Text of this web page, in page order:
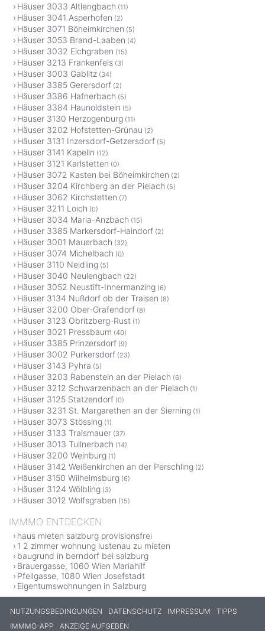
Häuser 3033 Altlengbach (11)
Häuser 3041 Asperhofen (2)
Häuser 3071 Böheimkirchen (5)
Häuser 3053 Brand-Laaben (4)
Häuser 3032 Eichgraben (15)
Häuser 3213 Frankenfels (3)
Häuser 3003 Gablitz (34)
Häuser 3385 Gerersdorf (2)
Häuser 3386 Hafnerbach (5)
Häuser 3384 Haunoldstein (5)
Häuser 3130 Herzogenburg (11)
Häuser 3202 Hofstetten-Grünau (2)
Häuser 3131 Inzersdorf-Getzersdorf (5)
Häuser 3141 Kapelln (12)
Häuser 3121 Karlstetten (0)
Häuser 3072 Kasten bei Böheimkirchen (2)
Häuser 3204 Kirchberg an der Pielach (5)
Häuser 3062 Kirchstetten (7)
Häuser 3211 Loich (0)
Häuser 3034 Maria-Anzbach (15)
Häuser 3385 Markersdorf-Haindorf (2)
Häuser 3001 Mauerbach (32)
Häuser 3074 Michelbach (0)
Häuser 3110 Neidling (5)
Häuser 3040 Neulengbach (22)
Häuser 3052 Neustift-Innermanzing (6)
Häuser 3134 Nußdorf ob der Traisen (8)
Häuser 3200 Ober-Grafendorf (8)
Häuser 3123 Obritzberg-Rust (1)
Häuser 3021 Pressbaum (40)
Häuser 3385 Prinzersdorf (9)
Häuser 3002 Purkersdorf (23)
Häuser 3143 Pyhra (5)
Häuser 3203 Rabenstein an der Pielach (6)
Häuser 3212 Schwarzenbach an der Pielach (1)
Häuser 3125 Statzendorf (0)
Häuser 3231 St. Margarethen an der Sierning (1)
Häuser 3073 Stössing (1)
Häuser 3133 Traismauer (37)
Häuser 3013 Tullnerbach (14)
Häuser 3200 Weinburg (1)
Häuser 3142 Weißenkirchen an der Perschling (2)
Häuser 3150 Wilhelmsburg (6)
Häuser 3124 Wölbling (3)
Häuser 3012 Wolfsgraben (15)
IMMMO ENTDECKEN
haus mieten salzburg provisionsfrei
1 2 zimmer wohnung lustenau zu mieten
baugrund in berndorf bei salzburg
Brauergasse, 1060 Wien Mariahilf
Pfeilgasse, 1080 Wien Josefstadt
Eigentumswohnungen in Salzburg
NUTZUNGSBEDINGUNGEN DATENSCHUTZ IMPRESSUM
TIPPS
IMMMO-APP
ANZEIGE AUFGEBEN